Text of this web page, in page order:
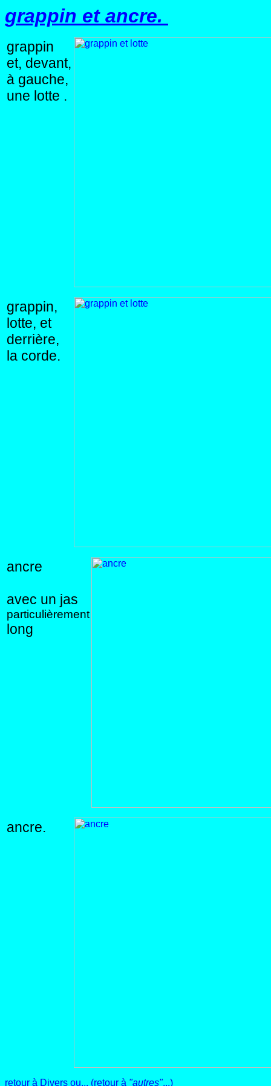
grappin et ancre.
grappin
et, devant,
à gauche,
une lotte .
grappin,
lotte, et
derrière,
la corde.
ancre
avec un jas
particulièrement
long
ancre.
retour à Divers ou... (retour à "autres"...)